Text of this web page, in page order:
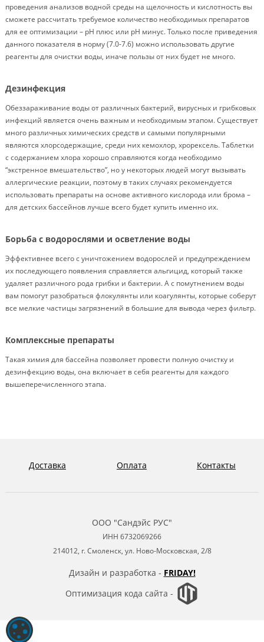
проведения анализов водной среды на щелочность и кислотность вы
сможете рассчитать требуемое количество необходимых препаратов
для ее оптимизации – pH плюс или pH минус. Только после приведения
данного показателя в норму (7.0-7.6) можно использовать другие
реагенты для очистки воды, иначе пользы от них будет не много.
Дезинфекция
Обеззараживание воды от различных бактерий, вирусных и грибковых
инфекций является очень важным и необходимым этапом. Существует
много различных химических средств и самыми популярными
являются хлорсодержащие, среди них кемохлор, хрорексель. Таблетки
с содержанием хлора хорошо справляются когда необходимо
“экстренное вмешательство”, но у некоторых людей могут вызывать
аллергические реакции, поэтому в таких случаях рекомендуется
использовать препараты на основе активного кислорода или брома –
для детских бассейнов лучше всего будет купить именно их.
Борьба с водорослями и осветление воды
Эффективнее всего с уничтожением водорослей и предупреждением
их последующего появления справляется альгицид, который также
удаляет различного рода грибки и бактерии. А с помутнением воды
вам помогут разобраться флокулянты или коагулянты, которые соберут
все мелкие частицы загрязнений в большие для вывода через фильтр.
Комплексные препараты
Такая химия для бассейна позволяет провести полную очистку и
дезинфекцию воды, она включает в себя реагенты для каждого
вышеперечисленного этапа.
ООО "Сандэйс РУС"
ИНН 6732069266
214012, г. Смоленск, ул. Ново-Московская, 2/8
Дизайн и разработка - FRIDAY!
Оптимизация кода сайта -
Доставка Оплата Контакты
ОБРАБОТКА ФАЙЛОВ COOKIE